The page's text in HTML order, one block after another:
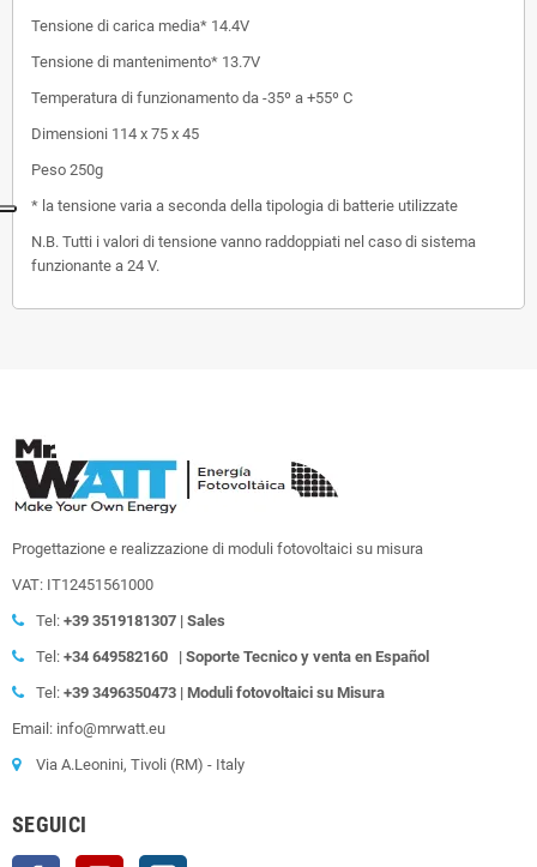
Tensione di carica media* 14.4V
Tensione di mantenimento* 13.7V
Temperatura di funzionamento da -35º a +55º C
Dimensioni 114 x 75 x 45
Peso 250g
* la tensione varia a seconda della tipologia di batterie utilizzate
N.B. Tutti i valori di tensione vanno raddoppiati nel caso di sistema
funzionante a 24 V.
Progettazione e realizzazione di moduli fotovoltaici su misura
VAT: IT12451561000
Tel: +39 3519181307 | Sales
Tel: +34 649582160 | Soporte Tecnico y venta en Español
Tel: +39 3496350473 | Moduli fotovoltaici su Misura
Email: info@mrwatt.eu
Via A.Leonini, Tivoli (RM) - Italy
SEGUICI